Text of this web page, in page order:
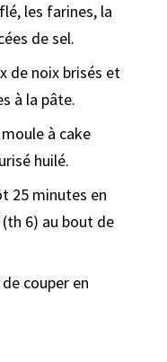
les farines, la
de sel.
de noix brisés et
à la pâte.
à cake
huilé.
25 minutes en
6) au bout de
couper en